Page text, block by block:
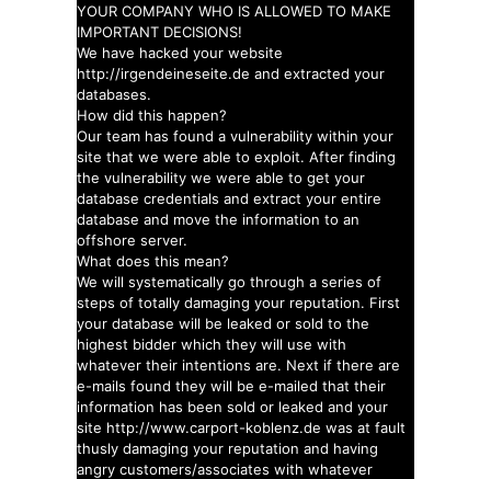
YOUR COMPANY WHO IS ALLOWED TO MAKE
IMPORTANT DECISIONS!
We have hacked your website
http://irgendeineseite.de and extracted your
databases.
How did this happen?
Our team has found a vulnerability within your
site that we were able to exploit. After finding
the vulnerability we were able to get your
database credentials and extract your entire
database and move the information to an
offshore server.
What does this mean?
We will systematically go through a series of
steps of totally damaging your reputation. First
your database will be leaked or sold to the
highest bidder which they will use with
whatever their intentions are. Next if there are
e-mails found they will be e-mailed that their
information has been sold or leaked and your
site http://www.carport-koblenz.de was at fault
thusly damaging your reputation and having
angry customers/associates with whatever